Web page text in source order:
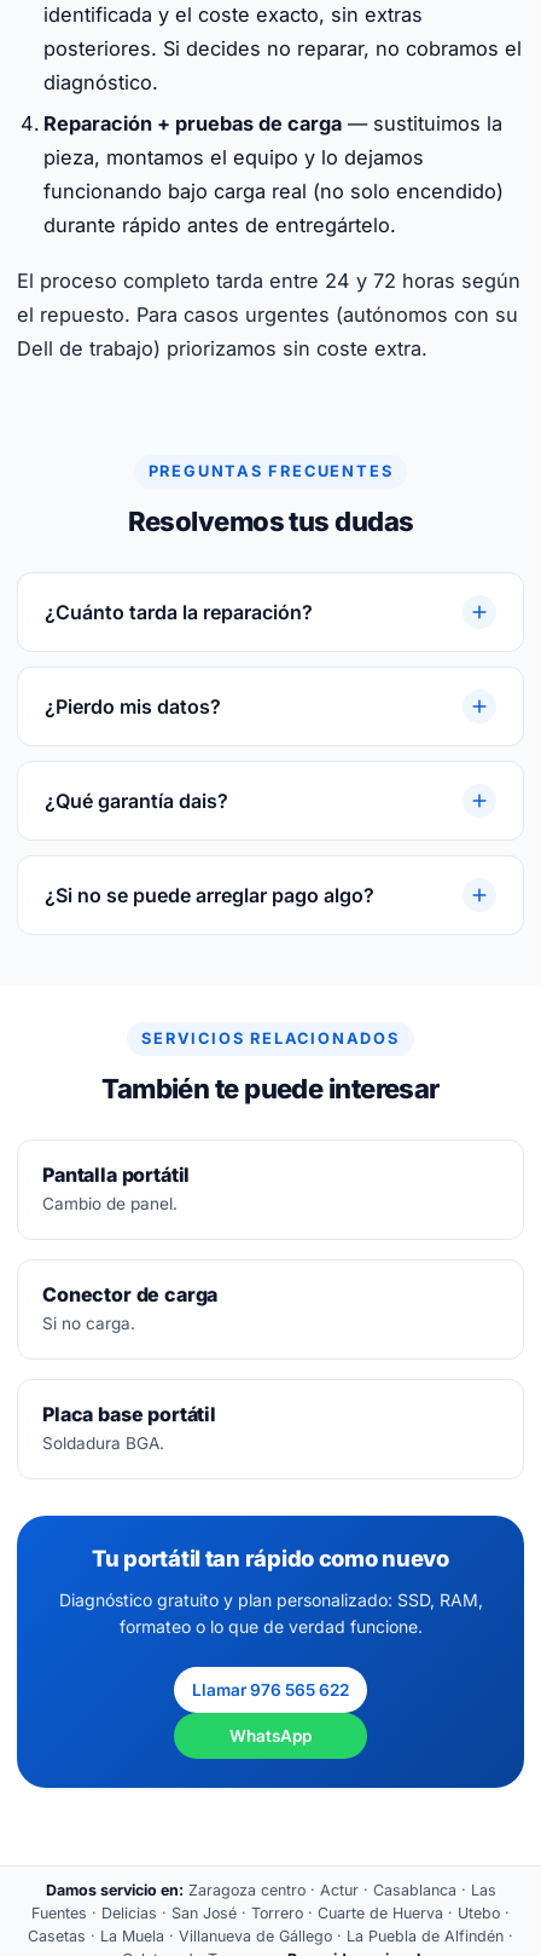
identificada y el coste exacto, sin extras
posteriores. Si decides no reparar, no cobramos el
diagnóstico.
Reparación + pruebas de carga — sustituimos la
pieza, montamos el equipo y lo dejamos
funcionando bajo carga real (no solo encendido)
durante rápido antes de entregártelo.
El proceso completo tarda entre 24 y 72 horas según
el repuesto. Para casos urgentes (autónomos con su
Dell de trabajo) priorizamos sin coste extra.
PREGUNTAS FRECUENTES
Resolvemos tus dudas
¿Cuánto tarda la reparación?
Reparaciones rápidas. Te damos plazo cerrado
tras el diagnóstico gratuito. Te damos plazo
¿Pierdo mis datos?
En la mayoría de las reparaciones, no. Si hay
riesgo te avisamos antes y hacemos backup
¿Qué garantía dais?
3 meses por escrito sobre la pieza reparada o
sustituida y sobre la mano de obra.
¿Si no se puede arreglar pago algo?
SERVICIOS RELACIONADOS
También te puede interesar
Pantalla portátil
Cambio de panel.
Conector de carga
Si no carga.
Placa base portátil
Soldadura BGA.
Tu portátil tan rápido como nuevo
Diagnóstico gratuito y plan personalizado: SSD, RAM,
formateo o lo que de verdad funcione.
Llamar 976 565 622
WhatsApp
Damos servicio en: Zaragoza centro · Actur · Casablanca · Las
Fuentes · Delicias · San José · Torrero · Cuarte de Huerva · Utebo ·
Casetas · La Muela · Villanueva de Gállego · La Puebla de Alfindén ·